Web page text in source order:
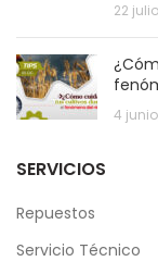
22
4
SERVICIOS
Repuestos
Servicio Técnico